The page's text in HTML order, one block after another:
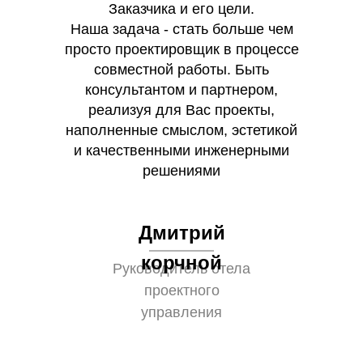
Заказчика и его цели.
Наша задача - стать больше чем
просто проектировщик в процессе
совместной работы. Быть
консультантом и партнером,
реализуя для Вас проекты,
наполненные смыслом, эстетикой
и качественными инженерными
решениями
Дмитрий
корчной
Руководитель отела
проектного
управления